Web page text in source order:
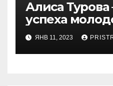
Алиса
успеха
которая
мир своим
ЯНВ 11, 2023